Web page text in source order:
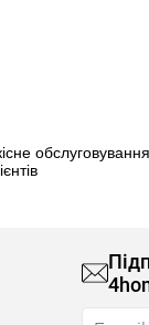
обслуговування